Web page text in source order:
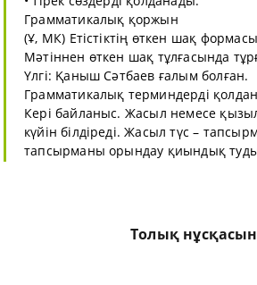
Грамматикалық қоржын
(Ұ, МК) Етістіктің өткен шақ формасы
Мәтіннен өткен шақ тұлғасында
Үлгі: Қаныш Сәтбаев ғалым болған.
Грамматикалық терминдерді
Кері байланыс. Жасыл немесе
күйін білдіреді. Жасыл түс –
тапсырманы орындау қиындық
Толық нұсқасын